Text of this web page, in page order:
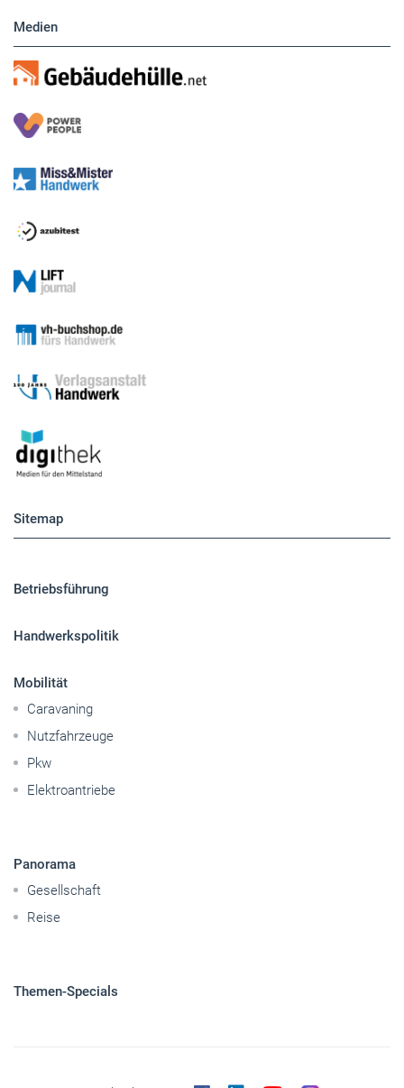
Medien
Sitemap
Betriebsführung
Handwerkspolitik
Mobilität
Caravaning
Nutzfahrzeuge
Pkw
Elektroantriebe
Panorama
Gesellschaft
Reise
Themen-Specials